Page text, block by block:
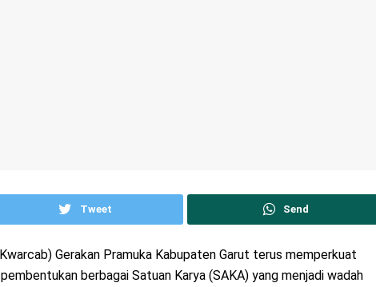
Tweet Send
Gerakan Pramuka Kabupaten Garut terus memperkuat
berbagai Satuan Karya (SAKA) yang menjadi wadah